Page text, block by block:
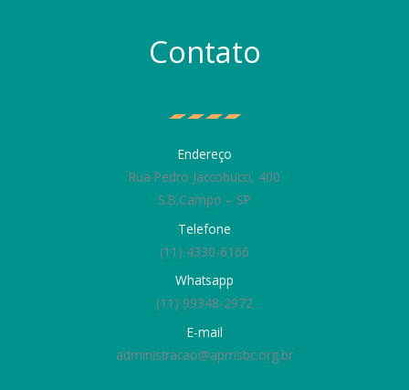
Contato
Endereço
Rua Pedro Jaccobucci, 400
S.B.Campo – SP
Telefone
(11) 4330-6166
Whatsapp
(11) 99348-2972
E-mail
administracao@apmsbc.org.br